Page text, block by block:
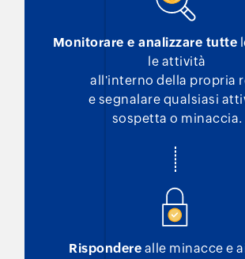
Monitorare e analizzare tutte
le attività
all'interno della propria
e segnalare qualsiasi
sospetta o minaccia.
Rispondere alle minacce e